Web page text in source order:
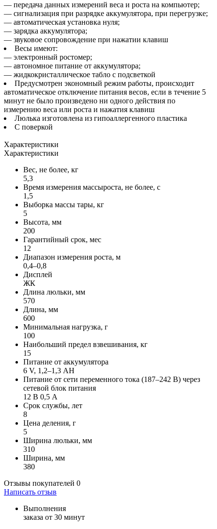
— передача данных измерений веса и роста на компьютер;
— сигнализация при разрядке аккумулятора, при перегрузке;
— автоматическая установка нуля;
— зарядка аккумулятора;
— звуковое сопровождение при нажатии клавиш
Весы имеют:
— электронный ростомер;
— автономное питание от аккумулятора;
— жидкокристаллическое табло с подсветкой
Предусмотрен экономный режим работы, происходит
автоматическое отключение питания весов, если в течение 5
минут не было произведено ни одного действия по
измерению веса или роста и нажатия клавиш
Люлька изготовлена из гипоаллергенного пластика
С поверкой
Характеристики
Характеристики
Вес, не более, кг
5,3
Время измерения массыроста, не более, с
1,5
Выборка массы тары, кг
5
Высота, мм
200
Гарантийный срок, мес
12
Диапазон измерения роста, м
0,4–0,8
Дисплей
ЖК
Длина люльки, мм
570
Длина, мм
600
Минимальная нагрузка, г
100
Наибольший предел взвешивания, кг
15
Питание от аккумулятора
6 V, 1,2–1,3 АН
Питание от сети переменного тока (187–242 В) через
сетевой блок питания
12 В 0,5 А
Срок службы, лет
8
Цена деления, г
5
Ширина люльки, мм
310
Ширина, мм
380
Отзывы покупателей 0
Написать отзыв
Выполнения
заказа от 30 минут